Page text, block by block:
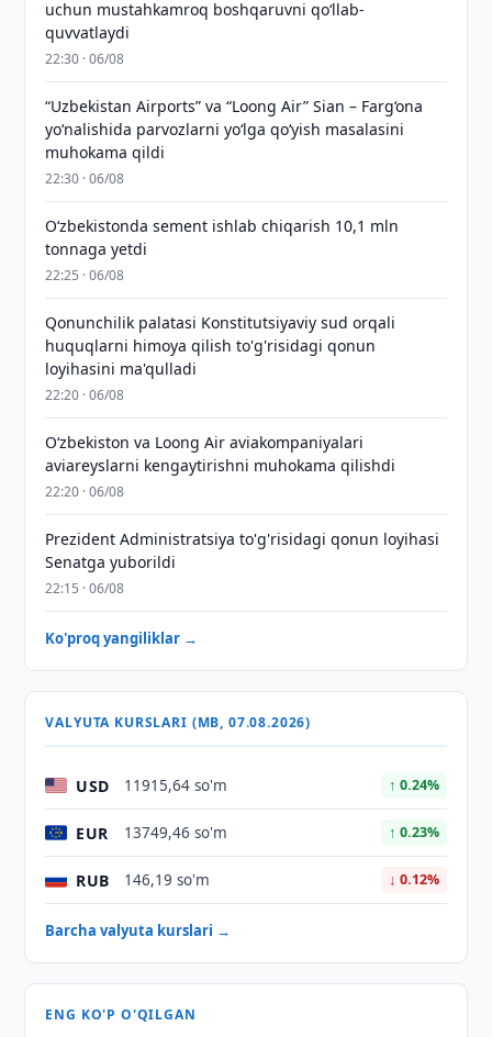
uchun mustahkamroq boshqaruvni qo‘llab-
quvvatlaydi
22:30 · 06/08
“Uzbekistan Airports” va “Loong Air” Sian – Farg‘ona
yo‘nalishida parvozlarni yo‘lga qo‘yish masalasini
muhokama qildi
22:30 · 06/08
O‘zbekistonda sement ishlab chiqarish 10,1 mln
tonnaga yetdi
22:25 · 06/08
Qonunchilik palatasi Konstitutsiyaviy sud orqali
huquqlarni himoya qilish to'g'risidagi qonun
loyihasini ma'qulladi
22:20 · 06/08
Oʻzbekiston va Loong Air aviakompaniyalari
aviareyslarni kengaytirishni muhokama qilishdi
22:20 · 06/08
Prezident Administratsiya to'g'risidagi qonun loyihasi
Senatga yuborildi
22:15 · 06/08
Ko'proq yangiliklar →
VALYUTA KURSLARI (MB, 07.08.2026)
USD 11915,64 so'm ↑ 0.24%
EUR 13749,46 so'm ↑ 0.23%
RUB 146,19 so'm ↓ 0.12%
Barcha valyuta kurslari →
ENG KO'P O'QILGAN